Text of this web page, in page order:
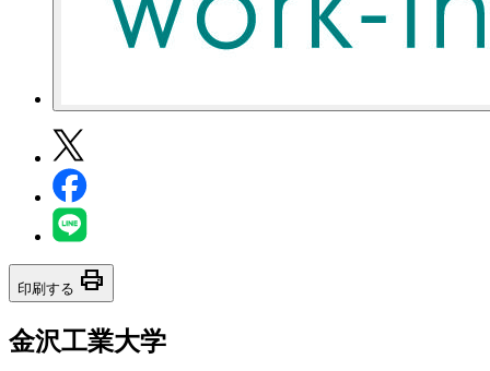
印刷する print
金沢工業大学